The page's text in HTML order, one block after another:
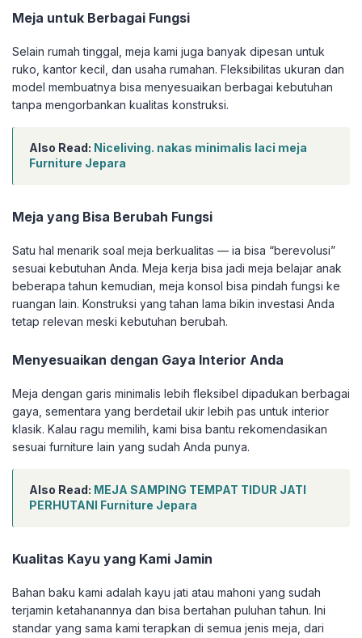
Meja untuk Berbagai Fungsi
Selain rumah tinggal, meja kami juga banyak dipesan untuk
ruko, kantor kecil, dan usaha rumahan. Fleksibilitas ukuran dan
model membuatnya bisa menyesuaikan berbagai kebutuhan
tanpa mengorbankan kualitas konstruksi.
Also Read: Niceliving. nakas minimalis laci meja
Furniture Jepara
Meja yang Bisa Berubah Fungsi
Satu hal menarik soal meja berkualitas — ia bisa “berevolusi”
sesuai kebutuhan Anda. Meja kerja bisa jadi meja belajar anak
beberapa tahun kemudian, meja konsol bisa pindah fungsi ke
ruangan lain. Konstruksi yang tahan lama bikin investasi Anda
tetap relevan meski kebutuhan berubah.
Menyesuaikan dengan Gaya Interior Anda
Meja dengan garis minimalis lebih fleksibel dipadukan berbagai
gaya, sementara yang berdetail ukir lebih pas untuk interior
klasik. Kalau ragu memilih, kami bisa bantu rekomendasikan
sesuai furniture lain yang sudah Anda punya.
Also Read: MEJA SAMPING TEMPAT TIDUR JATI
PERHUTANI Furniture Jepara
Kualitas Kayu yang Kami Jamin
Bahan baku kami adalah kayu jati atau mahoni yang sudah
terjamin ketahanannya dan bisa bertahan puluhan tahun. Ini
standar yang sama kami terapkan di semua jenis meja, dari